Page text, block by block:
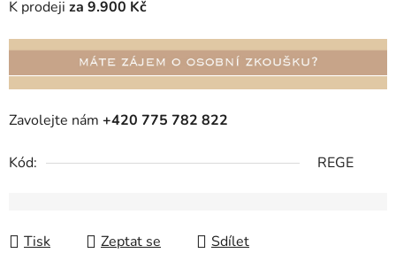
K prodeji za 9.900 Kč
Zavolejte nám +420 775 782 822
Kód: REGE
Tisk Zeptat se Sdílet